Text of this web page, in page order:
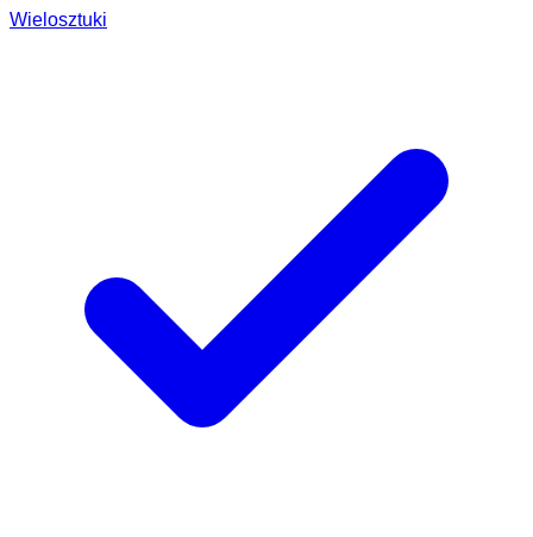
Wielosztuki